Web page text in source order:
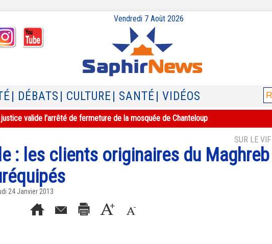
Vendredi 7 Août 2026
| DÉBATS | CULTURE | SANTÉ | VIDÉOS
valide l'arrêté de fermeture de la mosquée de Chanteloup
SUR LE VIF
: les clients originaires du Maghreb
24 Janvier 2013